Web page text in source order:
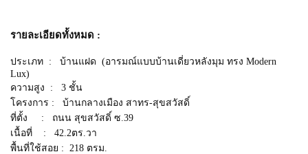
รายละเอียดทั้งหมด :
ประเภท : บ้านแฝด (อารมณ์แบบบ้านเดี่ยวหลังมุม ทรง Modern
Lux)
ความสูง : 3 ชั้น
โครงการ : บ้านกลางเมือง สาทร-สุขสวัสดิ์
ที่ตั้ง : ถนน สุขสวัสดิ์ ซ.39
เนื้อที่ : 42.2ตร.วา
พื้นที่ใช้สอย : 218 ตรม.